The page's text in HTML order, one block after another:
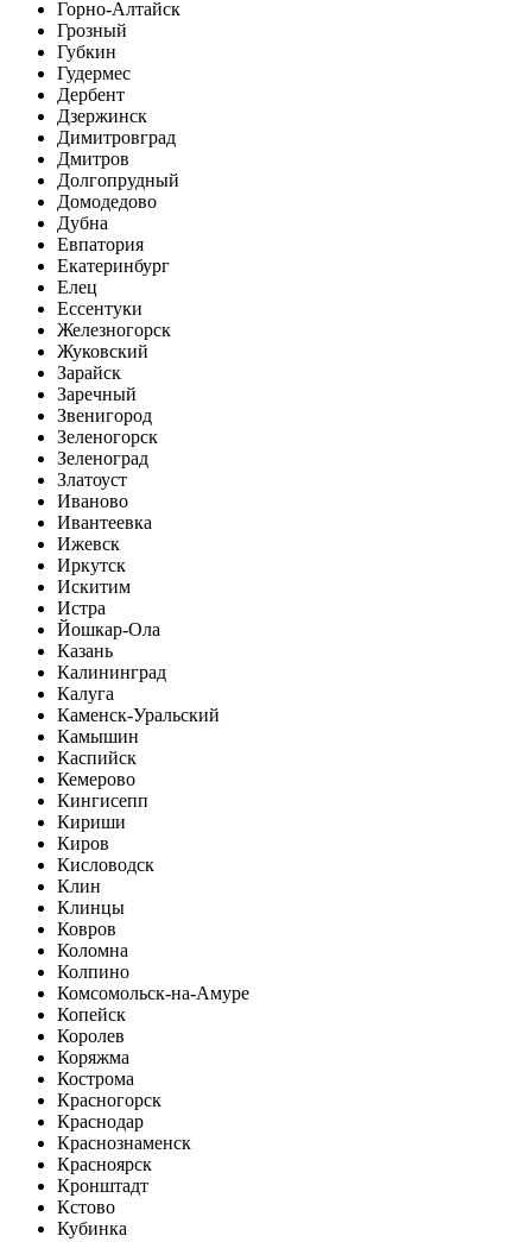
Горно-Алтайск
Грозный
Губкин
Гудермес
Дербент
Дзержинск
Димитровград
Дмитров
Долгопрудный
Домодедово
Дубна
Евпатория
Екатеринбург
Елец
Ессентуки
Железногорск
Жуковский
Зарайск
Заречный
Звенигород
Зеленогорск
Зеленоград
Златоуст
Иваново
Ивантеевка
Ижевск
Иркутск
Искитим
Истра
Йошкар-Ола
Казань
Калининград
Калуга
Каменск-Уральский
Камышин
Каспийск
Кемерово
Кингисепп
Кириши
Киров
Кисловодск
Клин
Клинцы
Ковров
Коломна
Колпино
Комсомольск-на-Амуре
Копейск
Королев
Коряжма
Кострома
Красногорск
Краснодар
Краснознаменск
Красноярск
Кронштадт
Кстово
Кубинка